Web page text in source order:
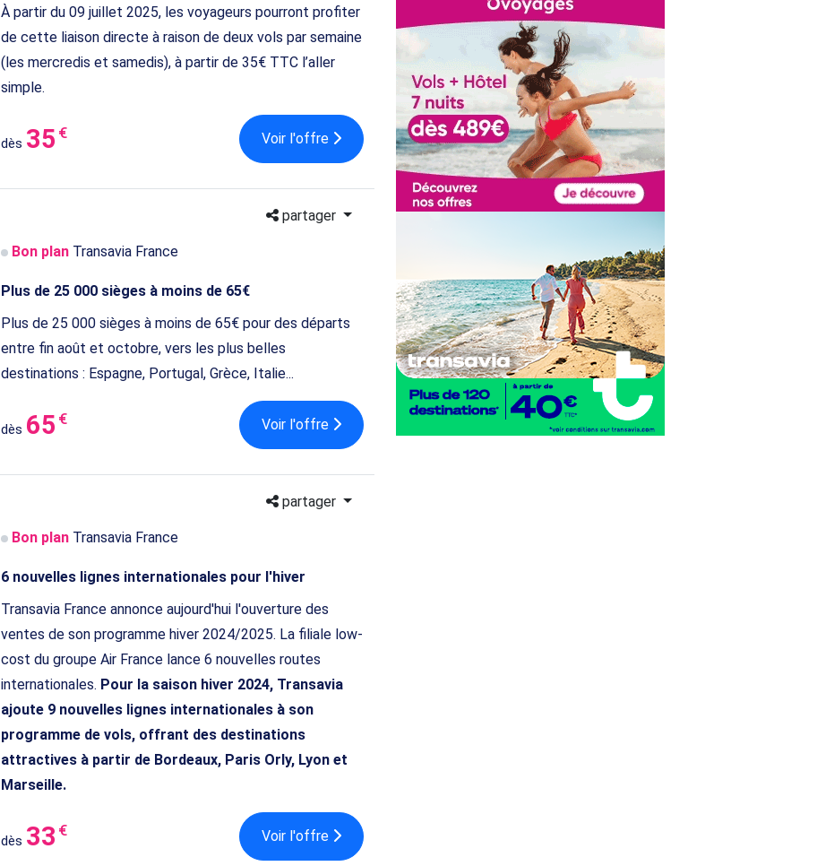
À partir du 09 juillet 2025, les voyageurs pourront profiter
de cette liaison directe à raison de deux vols par semaine
(les mercredis et samedis), à partir de 35€ TTC l’aller
simple.
dès 35 € Voir l'offre
partager
Bon planTransavia France
Plus de 25 000 sièges à moins de 65€
Plus de 25 000 sièges à moins de 65€ pour des départs
entre fin août et octobre, vers les plus belles
destinations : Espagne, Portugal, Grèce, Italie...
dès 65 € Voir l'offre
partager
Bon planTransavia France
6 nouvelles lignes internationales pour l'hiver
Transavia France annonce aujourd'hui l'ouverture des
ventes de son programme hiver 2024/2025. La filiale low-
cost du groupe Air France lance 6 nouvelles routes
internationales. Pour la saison hiver 2024, Transavia
ajoute 9 nouvelles lignes internationales à son
programme de vols, offrant des destinations
attractives à partir de Bordeaux, Paris Orly, Lyon et
Marseille.
dès 33 € Voir l'offre